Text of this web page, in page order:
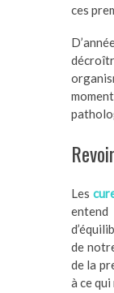
ces
Les
de
de la
à ce